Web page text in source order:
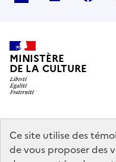
Ce site utilise des
de vous proposer des
MINISTÈRE
DE LA CULTURE
data.gouv.fr
service-public.gouv.fr